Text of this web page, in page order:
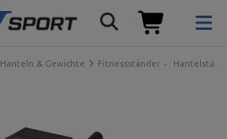
Hanteln & Gewichte Fitnessständer